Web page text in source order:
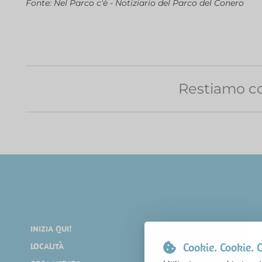
Cookie. Cookie.
Fonte: Nel Parco c'è - Notiziario del Parco del Conero
Restiamo
INIZIA QUI!
LOCALITÀ
SHOPPING